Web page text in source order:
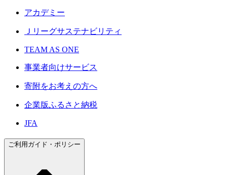
アカデミー
Ｊリーグサステナビリティ
TEAM AS ONE
事業者向けサービス
寄附をお考えの方へ
企業版ふるさと納税
JFA
ご利用ガイド・ポリシー